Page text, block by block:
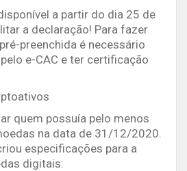
a partir do dia 25 de
a declaração! Para fazer
preenchida é necessário
e-CAC e ter certificação
quem possuía pelo menos
na data de 31/12/2020.
especificações para a
digitais: